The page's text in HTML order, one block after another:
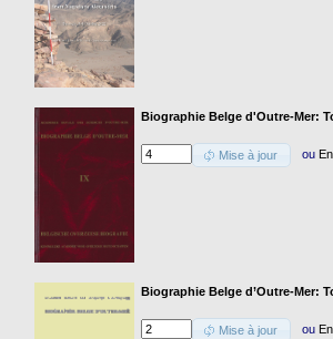
Biographie Belge d'Outre-Mer:
Mise à jour ou
Biographie Belge d’Outre-Mer:
Mise à jour ou